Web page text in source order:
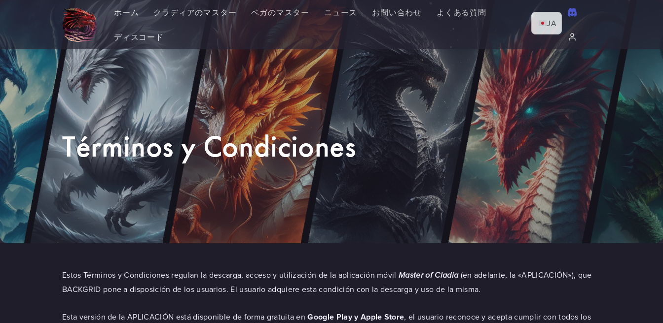
ホーム クラディアのマスター ベガのマスター ニュース お問い合わせ よくある質問
ディスコード
JA
Términos y Condiciones
Estos Términos y Condiciones regulan la descarga, acceso y utilización de la aplicación móvilMaster of Cladia(en adelante, la «APLICACIÓN»), que
BACKGRID pone a disposición de los usuarios. El usuario adquiere esta condición con la descarga y uso de la misma.
Esta versión de la APLICACIÓN está disponible de forma gratuita enGoogle Play y Apple Store, el usuario reconoce y acepta cumplir con todos los